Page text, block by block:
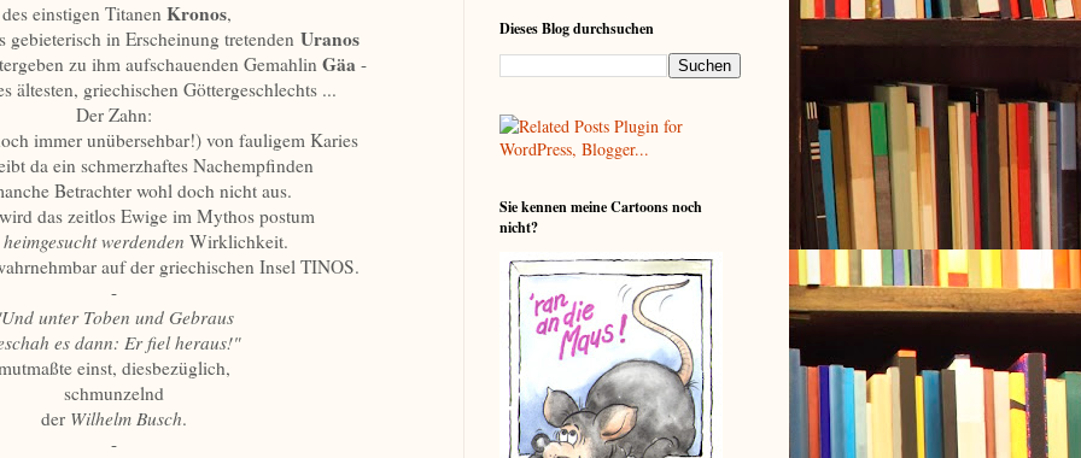
einstigen Titanen Kronos,
gebieterisch in Erscheinung tretenden Uranos
zu ihm aufschauenden Gemahlin Gäa -
ältesten, griechischen Göttergeschlechts ...
Der Zahn:
immer unübersehbar!) von fauligem Karies
da ein schmerzhaftes Nachempfinden
Betrachter wohl doch nicht aus.
das zeitlos Ewige im Mythos postum
heimgesucht werdenden Wirklichkeit.
auf der griechischen Insel TINOS.
-
unter Toben und Gebraus
es dann: Er fiel heraus!"
einst, diesbezüglich,
schmunzelnd
derWilhelm Busch.
-
Dieses Blog durchsuchen
Sie kennen meine Cartoons noch
nicht?